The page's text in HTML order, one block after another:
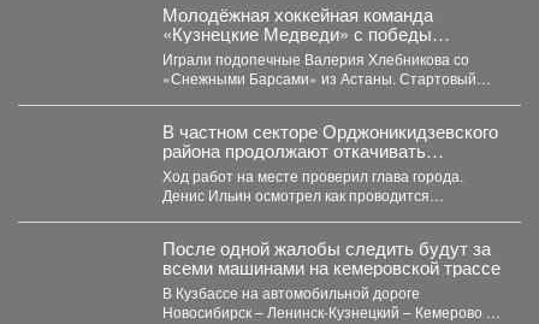
Молодёжная хоккейная команда
«Кузнецкие Медведи» с победы
стартовала на предсезонном турнире в
Омске.
Играли подопечные Валерия Хлебникова со
«Снежными Барсами» из Астаны. Стартовый
В частном секторе Орджоникидзевского
района продолжают откачивать
грунтовые воды.
Ход работ на месте проверил глава города.
Денис Ильин осмотрел как проводится
После одной жалобы следить будут за
всеми машинами на кемеровской трассе
В Кузбассе на автомобильной дороге
Новосибирск – Ленинск-Кузнецкий – Кемерово –